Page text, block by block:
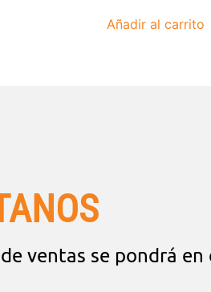
Añadir al carrito
ventas se pondrá